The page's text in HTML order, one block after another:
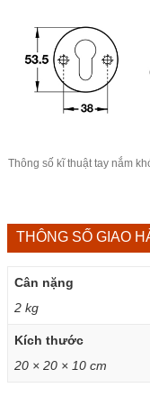
Thông số kĩ thuật tay nắm
THÔNG SỐ GIAO
Cân nặng
2 kg
Kích thước
20 × 20 × 10 cm